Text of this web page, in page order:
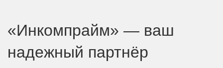
«Инкомпрайм» — ваш
надежный партнёр